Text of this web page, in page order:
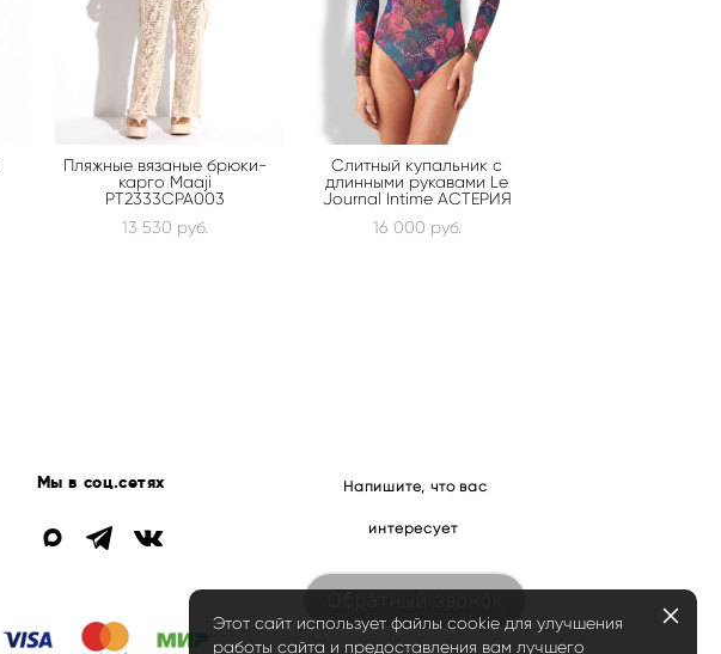
Пляжные вязаные брюки-
карго Maaji
PT2333CPA003
13 530 pуб.
Слитный купальник с
длинными рукавами Le
Journal Intime АСТЕРИЯ
16 000 pуб.
Мы в соц.сетях Напишите, что вас
интересует
Этот сайт использует файлы cookie для улучшения
работы сайта и предоставления вам лучшего